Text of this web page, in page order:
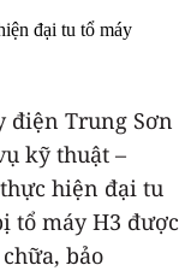
điện Trung Sơn
kỹ thuật –
thực hiện đại tu
tổ máy H3 được
bảo